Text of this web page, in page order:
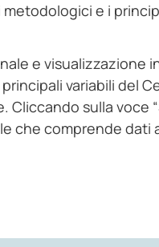
e i
e visualizzazione
variabili del
sulla voce
che comprende dati